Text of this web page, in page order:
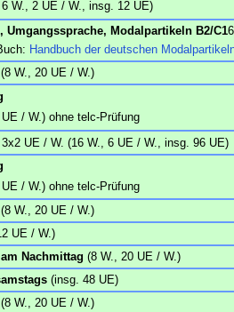
6 W., 2 UE / W., insg. 12 UE)
Umgangssprache, Modalpartikeln B2/C1
Handbuch der deutschen
(8 W., 20 UE / W.)
/ W.) ohne telc-Prüfung
3x2 UE / W. (16 W., 6 UE / W., insg. 96 UE)
/ W.) ohne telc-Prüfung
(8 W., 20 UE / W.)
UE / W.)
Nachmittag (8 W., 20 UE / W.)
(insg. 48 UE)
(8 W., 20 UE / W.)